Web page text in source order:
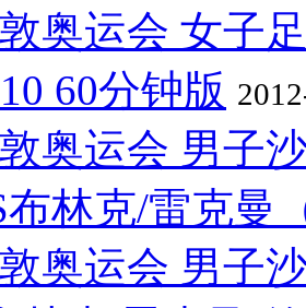
奥运会 女子
60分钟版
奥运会 男子
林克/雷克曼
奥运会 男子